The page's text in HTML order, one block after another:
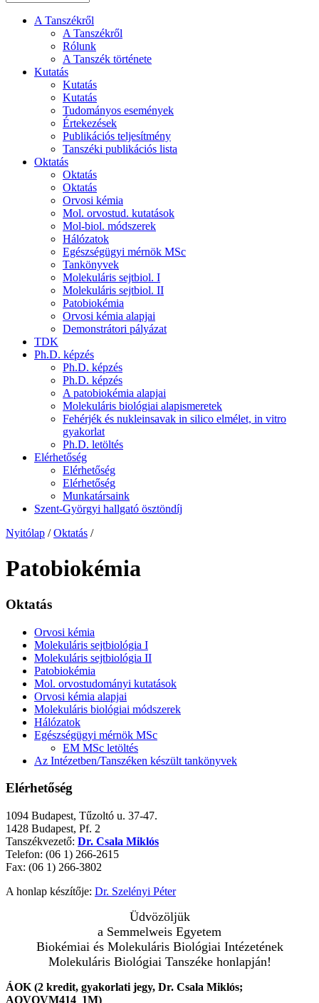
A Tanszékről
A Tanszékről
Rólunk
A Tanszék története
Kutatás
Kutatás
Kutatás
Tudományos események
Értekezések
Publikációs teljesítmény
Tanszéki publikációs lista
Oktatás
Oktatás
Oktatás
Orvosi kémia
Mol. orvostud. kutatások
Mol-biol. módszerek
Hálózatok
Egészségügyi mérnök MSc
Tankönyvek
Molekuláris sejtbiol. I
Molekuláris sejtbiol. II
Patobiokémia
Orvosi kémia alapjai
Demonstrátori pályázat
TDK
Ph.D. képzés
Ph.D. képzés
Ph.D. képzés
A patobiokémia alapjai
Molekuláris biológiai alapismeretek
Fehérjék és nukleinsavak in silico elmélet, in vitro
gyakorlat
Ph.D. letöltés
Elérhetőség
Elérhetőség
Elérhetőség
Munkatársaink
Szent-Györgyi hallgató ösztöndíj
Nyitólap / Oktatás /
Patobiokémia
Oktatás
Orvosi kémia
Molekuláris sejtbiológia I
Molekuláris sejtbiológia II
Patobiokémia
Mol. orvostudományi kutatások
Orvosi kémia alapjai
Molekuláris biológiai módszerek
Hálózatok
Egészségügyi mérnök MSc
EM MSc letöltés
Az Intézetben/Tanszéken készült tankönyvek
Elérhetőség
1094 Budapest, Tűzoltó u. 37-47.
1428 Budapest, Pf. 2
Tanszékvezető: Dr. Csala Miklós
Telefon: (06 1) 266-2615
Fax: (06 1) 266-3802
A honlap készítője: Dr. Szelényi Péter
Üdvözöljük
a Semmelweis Egyetem
Biokémiai és Molekuláris Biológiai Intézetének
Molekuláris Biológiai Tanszéke honlapján!
ÁOK (2 kredit, gyakorlati jegy, Dr. Csala Miklós;
AOVOVM414_1M)